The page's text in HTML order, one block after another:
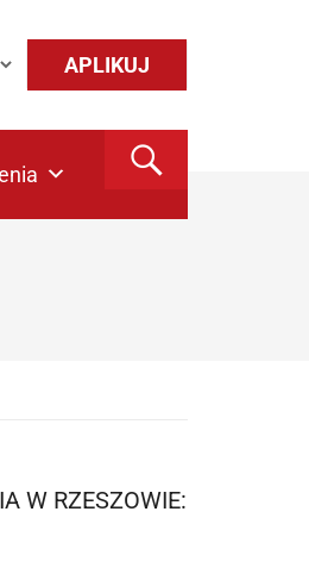
APLIKUJ
W RZESZOWIE: